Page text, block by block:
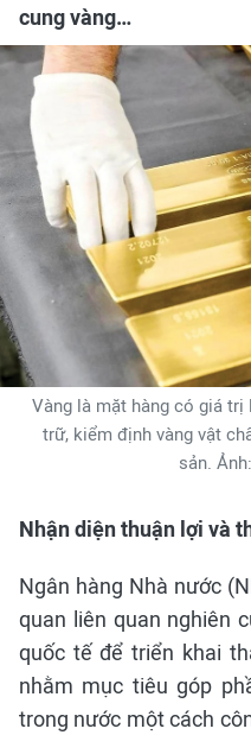
cung vàng…
Vàng là mặt hàng có giá
trữ, kiểm định vàng vật
sản.
Nhận diện thuận lợi và
Ngân hàng Nhà nước
quan liên quan nghiên
quốc tế để triển khai
nhằm mục tiêu góp
trong nước một cách